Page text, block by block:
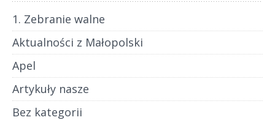
1. Zebranie walne
Aktualności z Małopolski
Apel
Artykuły nasze
Bez kategorii